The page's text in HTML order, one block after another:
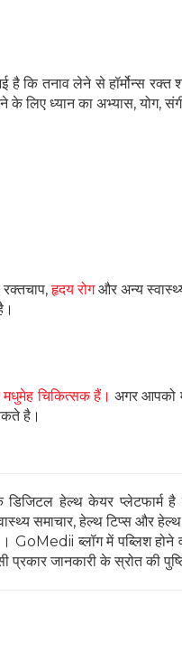
कि तनाव लेने से हॉर्मोन्स रक्त
लिए ध्यान का अभ्यास, योग,
हृदय रोगऔर अन्य
चिकित्सक हैं। अगर आपको
है।
हेल्थ केयर प्लेटफार्म
समाचार, हेल्थ टिप्स और
GoMedii ब्लॉग में पब्लिश होने
जानकारी के स्रोत की